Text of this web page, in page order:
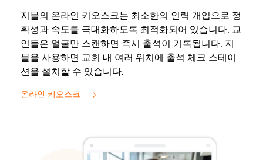
지블의 온라인 키오스크는 최소한의 인력 개입으로 정
확성과 속도를 극대화하도록 최적화되어 있습니다. 교
인들은 얼굴만 스캔하면 즉시 출석이 기록됩니다. 지
블을 사용하면 교회 내 여러 위치에 출석 체크 스테이
션을 설치할 수 있습니다.
온라인 키오스크